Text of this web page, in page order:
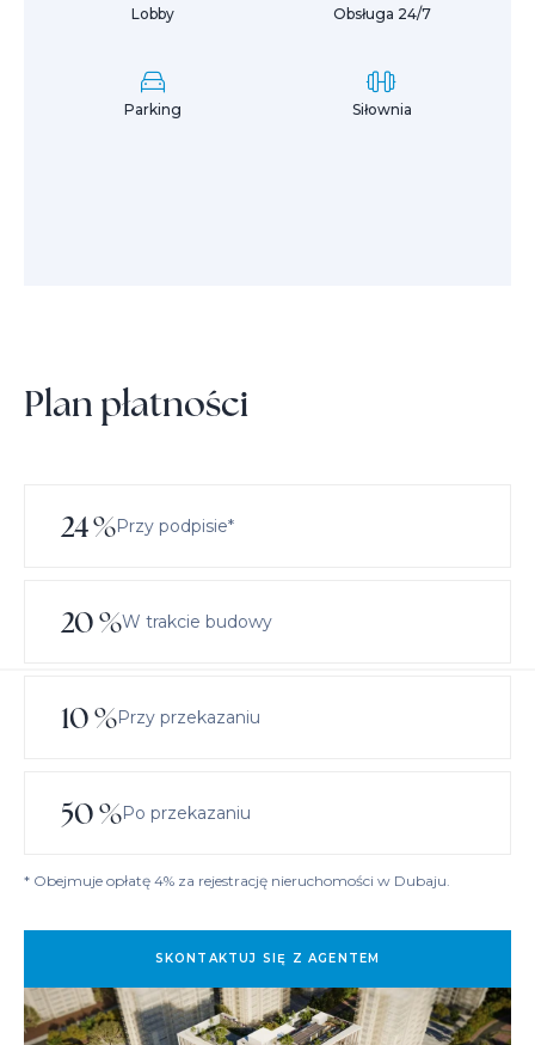
Lobby Obsługa 24/7
Parking Siłownia
Plan płatności
24%Przy podpisie*
20%W trakcie budowy
10%Przy przekazaniu
50%Po przekazaniu
* Obejmuje opłatę 4% za rejestrację nieruchomości w Dubaju.
SKONTAKTUJ SIĘ Z AGENTEM